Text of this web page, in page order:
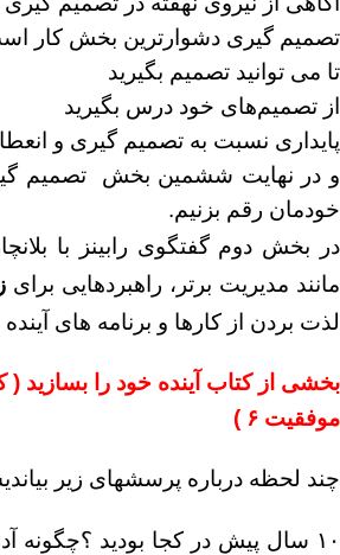
تصمیم گیری دشوارترین بخش کار
تا می توانید تصمیم بگیرید
از تصمیم‌های خود درس بگیرید
پایداری نسبت به تصمیم گیری و
و در نهایت ششمین بخش تصمیم
خودمان رقم بزنیم.
در بخش دوم گفتگوی رابینز با
مانند مدیریت برتر، راهبردهایی برای
لذت بردن از کارها و برنامه های
بخشی از کتاب آینده خود را بسازید
موفقیت ۶ )
چند لحظه درباره پرسشهای زیر
۱۰ سال پیش در کجا بودید ؟چگونه